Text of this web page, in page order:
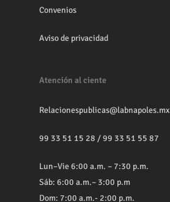
Convenios
Aviso de privacidad
Atención al ciente
Relacionespublicas@labnapoles.mx
99 33 51 15 28 /99 33 51 55 87
Lun–Vie 6:00 a.m. – 7:30 p.m.
Sáb: 6:00 a.m.– 3:00 p.m
Dom: 7:00 a.m.- 2:00 p.m.